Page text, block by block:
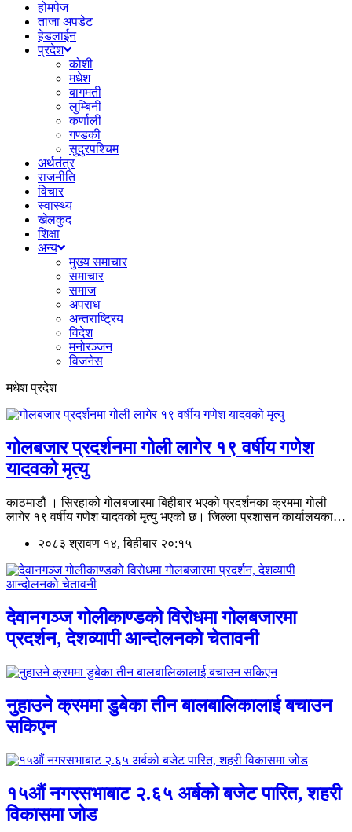
होमपेज
ताजा अपडेट
हेडलाईन
प्रदेश
कोशी
मधेश
बागमती
लुम्बिनी
कर्णाली
गण्डकी
सुदुरपश्चिम
अर्थतंत्र
राजनीति
विचार
स्वास्थ्य
खेलकुद
शिक्षा
अन्य
मुख्य समाचार
समाचार
समाज
अपराध
अन्तराष्ट्रिय
विदेश
मनोरञ्जन
विजनेस
मधेश प्रदेश
गोलबजार प्रदर्शनमा गोली लागेर १९ वर्षीय गणेश
यादवको मृत्यु
काठमाडौं । सिरहाको गोलबजारमा बिहीबार भएको प्रदर्शनका क्रममा गोली
लागेर १९ वर्षीय गणेश यादवको मृत्यु भएको छ। जिल्ला प्रशासन कार्यालयका…
२०८३ श्रावण १४, बिहीबार २०:१५
देवानगञ्ज गोलीकाण्डको विरोधमा गोलबजारमा
प्रदर्शन, देशव्यापी आन्दोलनको चेतावनी
नुहाउने क्रममा डुबेका तीन बालबालिकालाई बचाउन
सकिएन
१५औं नगरसभाबाट २.६५ अर्बको बजेट पारित, शहरी
विकासमा जोड